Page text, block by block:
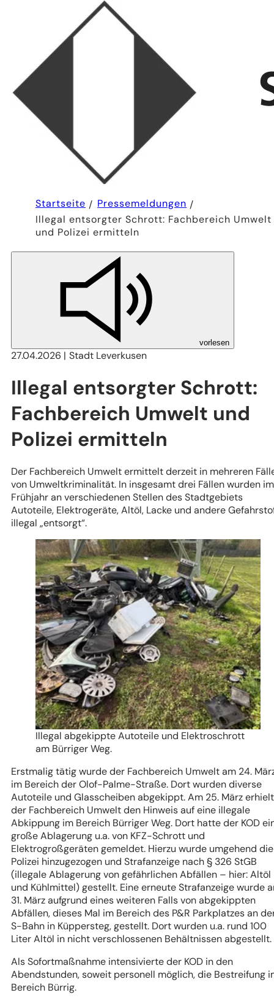
Startseite
Pressemeldungen
Illegal entsorgter Schrott: Fachbereich Umwelt
und Polizei ermitteln
vorlesen
27.04.2026 Stadt Leverkusen
Illegal entsorgter Schrott:
Fachbereich Umwelt und
Polizei ermitteln
Der Fachbereich Umwelt ermittelt derzeit in mehreren
von Umweltkriminalität. In insgesamt drei Fällen wurden im
Frühjahr an verschiedenen Stellen des Stadtgebiets
Autoteile, Elektrogeräte, Altöl, Lacke und andere
illegal „entsorgt“.
Illegal abgekippte Autoteile und Elektroschrott
am Bürriger Weg.
Erstmalig tätig wurde der Fachbereich Umwelt am 24.
im Bereich der Olof-Palme-Straße. Dort wurden diverse
Autoteile und Glasscheiben abgekippt. Am 25. März erhielt
der Fachbereich Umwelt den Hinweis auf eine illegale
Abkippung im Bereich Bürriger Weg. Dort hatte der KOD
große Ablagerung u.a. von KFZ-Schrott und
Elektrogroßgeräten gemeldet. Hierzu wurde umgehend die
Polizei hinzugezogen und Strafanzeige nach § 326 StGB
(illegale Ablagerung von gefährlichen Abfällen – hier: Altöl
und Kühlmittel) gestellt. Eine erneute Strafanzeige wurde
31. März aufgrund eines weiteren Falls von abgekippten
Abfällen, dieses Mal im Bereich des P&R Parkplatzes an
S-Bahn in Küppersteg, gestellt. Dort wurden u.a. rund 100
Liter Altöl in nicht verschlossenen Behältnissen
Als Sofortmaßnahme intensivierte der KOD in den
Abendstunden, soweit personell möglich, die Bestreifung
Bereich Bürrig.